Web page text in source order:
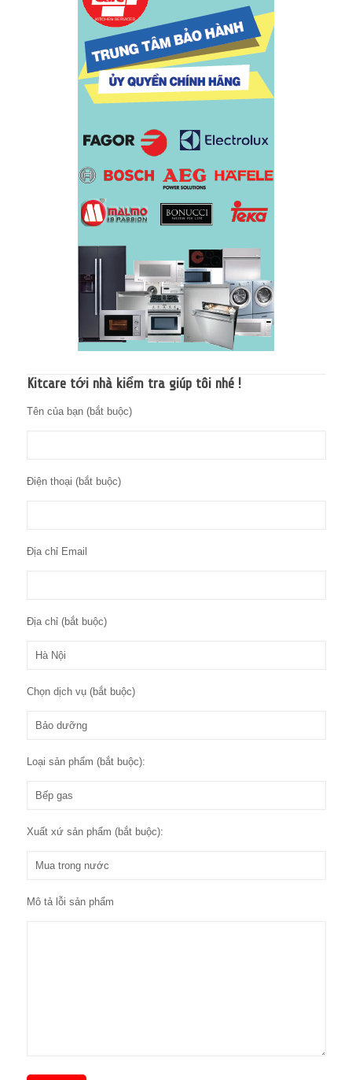
Kitcare tới nhà kiểm tra giúp tôi nhé !
Tên của bạn (bắt buộc)
Điện thoại (bắt buộc)
Địa chỉ Email
Địa chỉ (bắt buộc)
Chọn dịch vụ (bắt buộc)
Loại sản phẩm (bắt buộc):
Xuất xứ sản phẩm (bắt buộc):
Mô tả lỗi sản phẩm